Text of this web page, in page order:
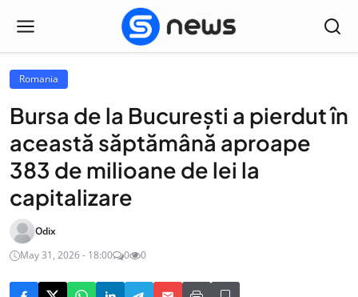
Romania
Bursa de la Bucureşti a pierdut în
această săptămână aproape
383 de milioane de lei la
capitalizare
Odix
May 31, 2026 - 18:00
0 0